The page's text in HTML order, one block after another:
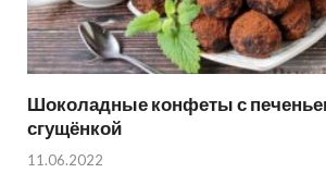
Шоколадные конфеты с
сгущёнкой
11.06.2022